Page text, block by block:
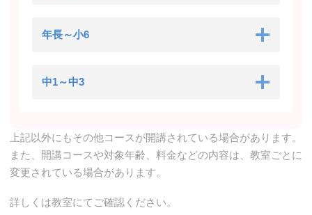
年長～小6
中1～中3
上記以外にもその他コースが開講されている場合があります。
また、開講コースや対象年齢、料金などの内容は、教室ごとに
変更されている場合があります。
詳しくは教室にてご確認ください。